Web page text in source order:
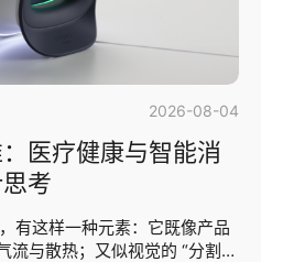
2026-08-04
医疗健康与智能消
考
有这样一种元素：它既像产品
流与散热；又似视觉的 “分割密